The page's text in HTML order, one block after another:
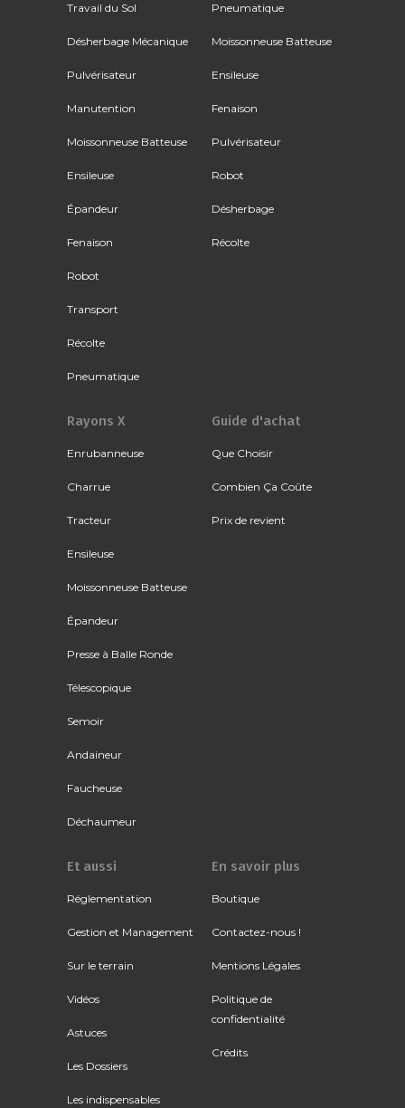
Travail du Sol
Désherbage Mécanique
Pulvérisateur
Manutention
Moissonneuse Batteuse
Ensileuse
Épandeur
Fenaison
Robot
Transport
Récolte
Pneumatique
Pneumatique
Moissonneuse Batteuse
Ensileuse
Fenaison
Pulvérisateur
Robot
Désherbage
Récolte
Rayons X
Enrubanneuse
Charrue
Tracteur
Ensileuse
Moissonneuse Batteuse
Épandeur
Presse à Balle Ronde
Télescopique
Semoir
Andaineur
Faucheuse
Déchaumeur
Guide d'achat
Que Choisir
Combien Ça Coûte
Prix de revient
Et aussi
Réglementation
Gestion et Management
Sur le terrain
Vidéos
Astuces
Les Dossiers
Les indispensables
En savoir plus
Boutique
Contactez-nous !
Mentions Légales
Politique de
confidentialité
Crédits